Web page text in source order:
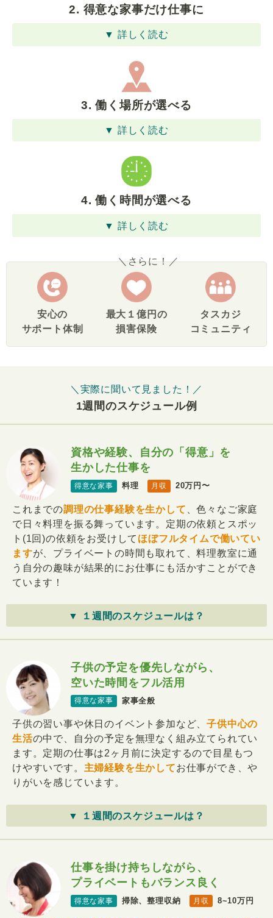
2. 得意な家事だけ仕事に
▼ 詳しく読む
3. 働く場所が選べる
▼ 詳しく読む
4. 働く時間が選べる
▼ 詳しく読む
＼さらに！／
安心の
サポート体制
最大１億円の
損害保険
タスカジ
コミュニティ
＼実際に聞いて見ました！／
1週間のスケジュール例
資格や経験、自分の「得意」を
生かした仕事を
得意な家事 料理 月収 20万円〜
これまでの調理の仕事経験を生かして 、色々なご家庭
で日々料理を振る舞っています。定期の依頼とスポッ
ト(1回)の依頼をお受けして ほぼフルタイムで働いてい
ますが、プライベートの時間も取れて、料理教室に通
う自分の趣味が結果的にお仕事にも活かすことができ
ています！
▼ １週間のスケジュールは？
子供の予定を優先しながら、
空いた時間をフル活用
得意な家事 家事全般
子供の習い事や休日のイベント参加など、子供中心の
生活の中で、自分の予定を無理なく組み立てられてい
ます。定期の仕事は2ヶ月前に決定するので目星もつ
けやすいです。 主婦経験を生かしてお仕事ができ、や
りがいを感じています。
▼ １週間のスケジュールは？
仕事を掛け持ちしながら、
プライベートもバランス良く
得意な家事 掃除、整理収納 月収 8~10万円